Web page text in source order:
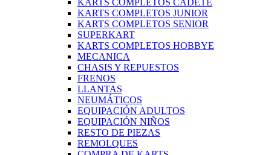
KARTS COMPLETOS CADETE
KARTS COMPLETOS JUNIOR
KARTS COMPLETOS SENIOR
SUPERKART
KARTS COMPLETOS HOBBYE
MECANICA
CHASIS Y REPUESTOS
FRENOS
LLANTAS
NEUMÁTICOS
EQUIPACIÓN ADULTOS
EQUIPACIÓN NIÑOS
RESTO DE PIEZAS
REMOLQUES